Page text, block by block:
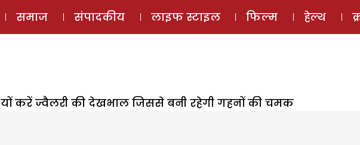
ई-मैगज़ीन
समाज संपादकीय लाइफ स्टाइल फिल्म हेल्थ
यों करें ज्वैलरी की देखभाल जिससे बनी रहेगी गहनों की चमक